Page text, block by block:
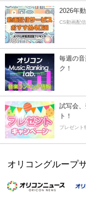
2026年
CS動画配
毎週の
ク！
試写会
ト！
プレゼント
オリコングループ